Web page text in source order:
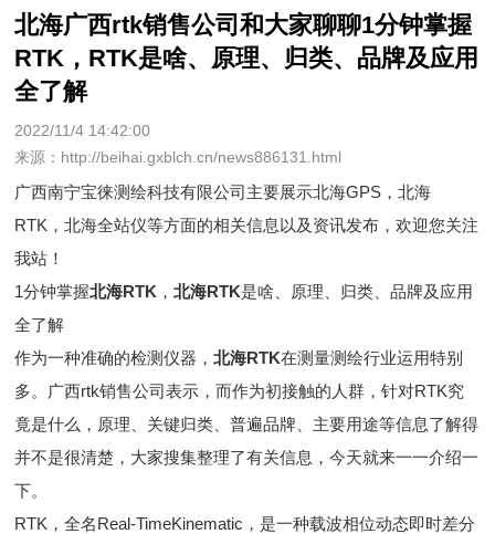
北海广西rtk销售公司和大家聊聊1分钟掌握
RTK，RTK是啥、原理、归类、品牌及应用
全了解
2022/11/4 14:42:00
来源：http://beihai.gxblch.cn/news886131.html
广西南宁宝徕测绘科技有限公司主要展示北海GPS ，北海
RTK，北海全站仪等方面的相关信息以及资讯发布，欢迎您关注
我站！
1分钟掌握北海RTK ，北海RTK是啥、原理、归类、品牌及应用
全了解
作为一种准确的检测仪器，北海RTK在测量测绘行业运用特别
多。广西rtk销售公司表示，而作为初接触的人群，针对RTK究
竟是什么，原理、关键归类、普遍品牌、主要用途等信息了解得
并不是很清楚，大家搜集整理了有关信息，今天就来一一介绍一
下。
RTK，全名Real-TimeKinematic，是一种载波相位动态即时差分